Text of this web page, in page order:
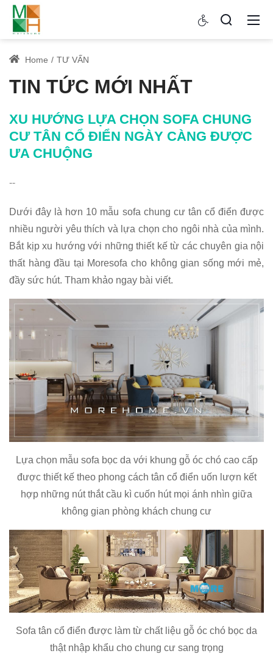
Home TƯ VẤN
TIN TỨC MỚI NHẤT
XU HƯỚNG LỰA CHỌN SOFA CHUNG
CƯ TÂN CỔ ĐIỂN NGÀY CÀNG ĐƯỢC
ƯA CHUỘNG
--
Dưới đây là hơn 10 mẫu sofa chung cư tân cổ điển được
nhiều người yêu thích và lựa chọn cho ngôi nhà của mình.
Bắt kịp xu hướng với những thiết kế từ các chuyên gia nội
thất hàng đầu tại Moresofa cho không gian sống mới mẻ,
đầy sức hút. Tham khảo ngay bài viết.
Lựa chọn mẫu sofa bọc da với khung gỗ óc chó cao cấp
được thiết kế theo phong cách tân cổ điển uốn lượn kết
hợp những nút thắt cầu kì cuốn hút mọi ánh nhìn giữa
không gian phòng khách chung cư
Sofa tân cổ điển được làm từ chất liệu gỗ óc chó bọc da
thật nhập khẩu cho chung cư sang trọng